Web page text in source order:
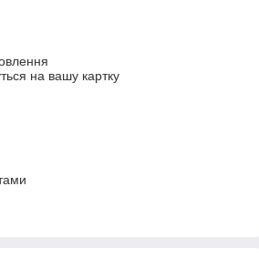
на вашу картку